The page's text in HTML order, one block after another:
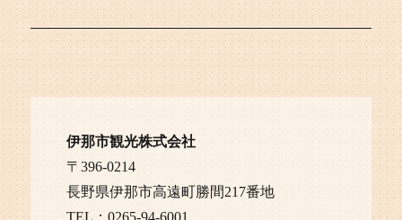
伊那市観光株式会社
〒396-0214
長野県伊那市高遠町勝間217番地
TEL：0265-94-6001